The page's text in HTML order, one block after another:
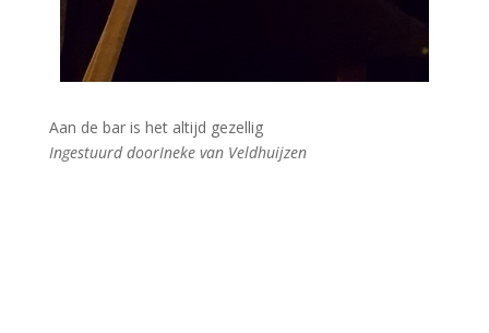
Aan de bar is het altijd gezellig
Ingestuurd doorIneke van Veldhuijzen